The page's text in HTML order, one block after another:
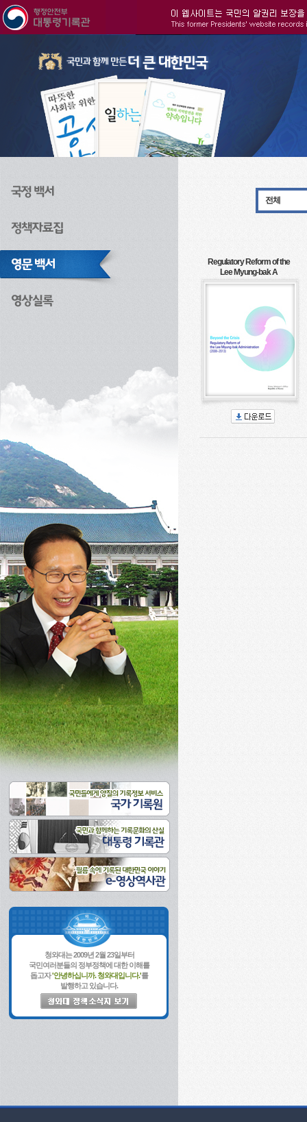
청와대는 2009년 2월 23일부터
국민여러분들의 정부정책에 대한 이해를
돕고자'안녕하십니까. 청와대입니다.'를
발행하고 있습니다.
전체
Regulatory Reform of the
Lee Myung-bak A